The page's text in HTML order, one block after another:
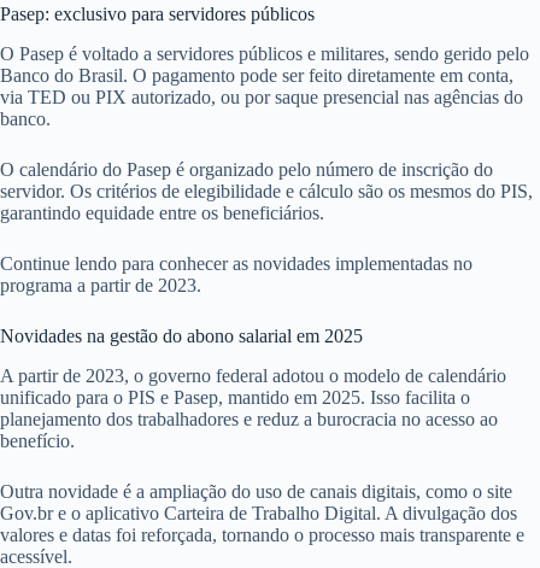
Pasep: exclusivo para servidores públicos
O Pasep é voltado a servidores públicos e militares, sendo gerido pelo
Banco do Brasil. O pagamento pode ser feito diretamente em conta,
via TED ou PIX autorizado, ou por saque presencial nas agências do
banco.
O calendário do Pasep é organizado pelo número de inscrição do
servidor. Os critérios de elegibilidade e cálculo são os mesmos do PIS,
garantindo equidade entre os beneficiários.
Continue lendo para conhecer as novidades implementadas no
programa a partir de 2023.
Novidades na gestão do abono salarial em 2025
A partir de 2023, o governo federal adotou o modelo de calendário
unificado para o PIS e Pasep, mantido em 2025. Isso facilita o
planejamento dos trabalhadores e reduz a burocracia no acesso ao
benefício.
Outra novidade é a ampliação do uso de canais digitais, como o site
Gov.br e o aplicativo Carteira de Trabalho Digital. A divulgação dos
valores e datas foi reforçada, tornando o processo mais transparente e
acessível.